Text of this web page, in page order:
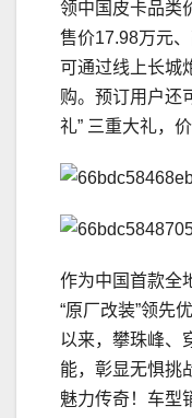
领中国皮卡品类
售价17.98万元
可通过线上长城
购。预订用户还
礼” 三重大礼，
作为中国首款全
“原厂改装”领先
以来，攀珠峰、
能，彰显无惧挑
魅力传奇！车型